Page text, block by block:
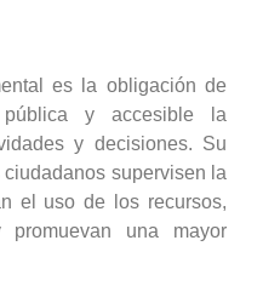
es la obligación de
y accesible la
y decisiones. Su
supervisen la
el uso de los recursos,
una mayor